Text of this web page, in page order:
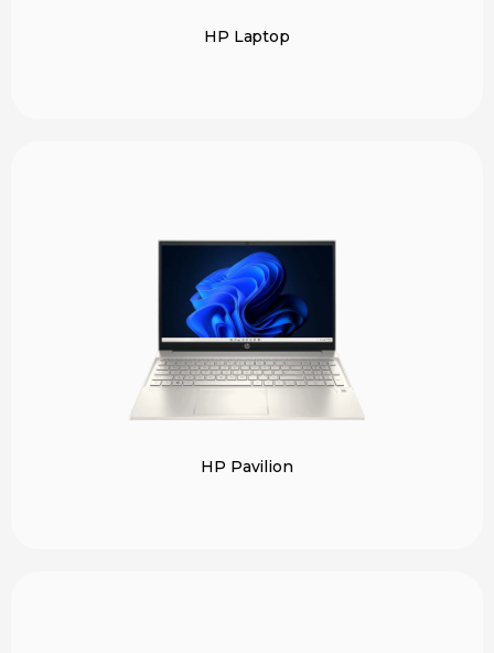
HP Laptop
HP Pavilion